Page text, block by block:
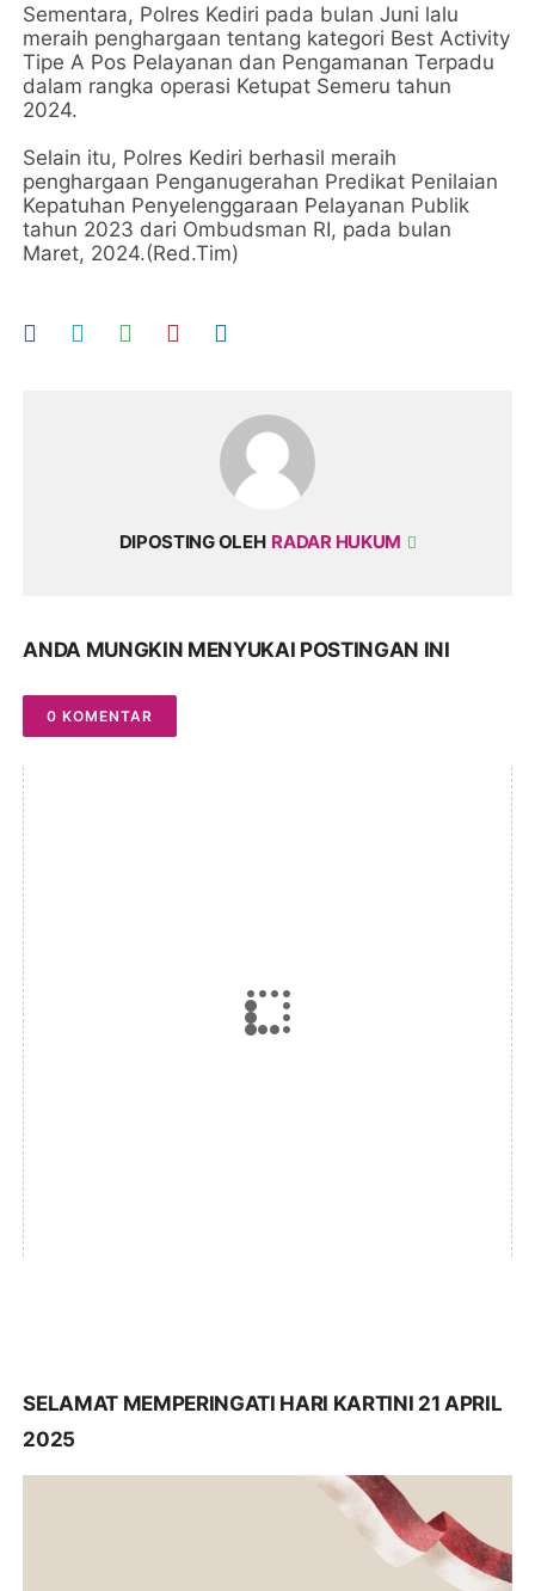
Sementara, Polres Kediri pada bulan Juni lalu
meraih penghargaan tentang kategori Best Activity
Tipe A Pos Pelayanan dan Pengamanan Terpadu
dalam rangka operasi Ketupat Semeru tahun
2024.
Selain itu, Polres Kediri berhasil meraih
penghargaan Penganugerahan Predikat Penilaian
Kepatuhan Penyelenggaraan Pelayanan Publik
tahun 2023 dari Ombudsman RI, pada bulan
Maret, 2024.(Red.Tim)
DIPOSTING OLEH RADAR HUKUM
ANDA MUNGKIN MENYUKAI POSTINGAN INI
0 KOMENTAR
SELAMAT MEMPERINGATI HARI KARTINI 21 APRIL
2025